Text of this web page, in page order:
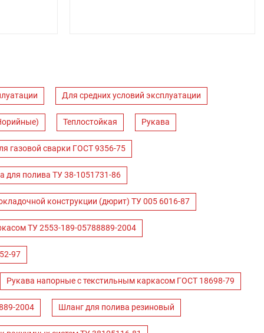
Для средних условий эксплуатации
Теплостойкая Рукава
газовой сварки ГОСТ 9356-75
для полива ТУ 38-1051731-86
конструкции (дюрит) ТУ 005 6016-87
ТУ 2553-189-05788889-2004
97
Рукава напорные с текстильным каркасом ГОСТ 18698-79
2004 Шланг для полива резиновый